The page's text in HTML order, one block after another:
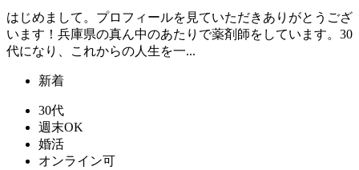
はじめまして。プロフィールを見ていただきありがとうござ
います！兵庫県の真ん中のあたりで薬剤師をしています。30
代になり、これからの人生を一...
新着
30代
週末OK
婚活
オンライン可